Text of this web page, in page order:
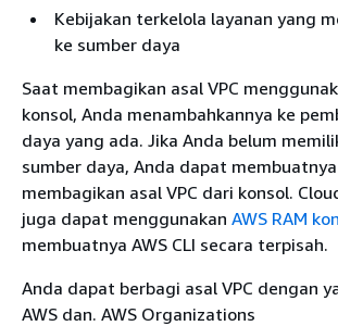
Kebijakan terkelola layanan yang
ke sumber daya
Saat membagikan asal VPC
konsol, Anda menambahkannya ke
daya yang ada. Jika Anda belum
sumber daya, Anda dapat
membagikan asal VPC dari konsol.
juga dapat menggunakan AWS RAM
membuatnya AWS CLI secara terpisah.
Anda dapat berbagi asal VPC dengan
AWS dan. AWS Organizations